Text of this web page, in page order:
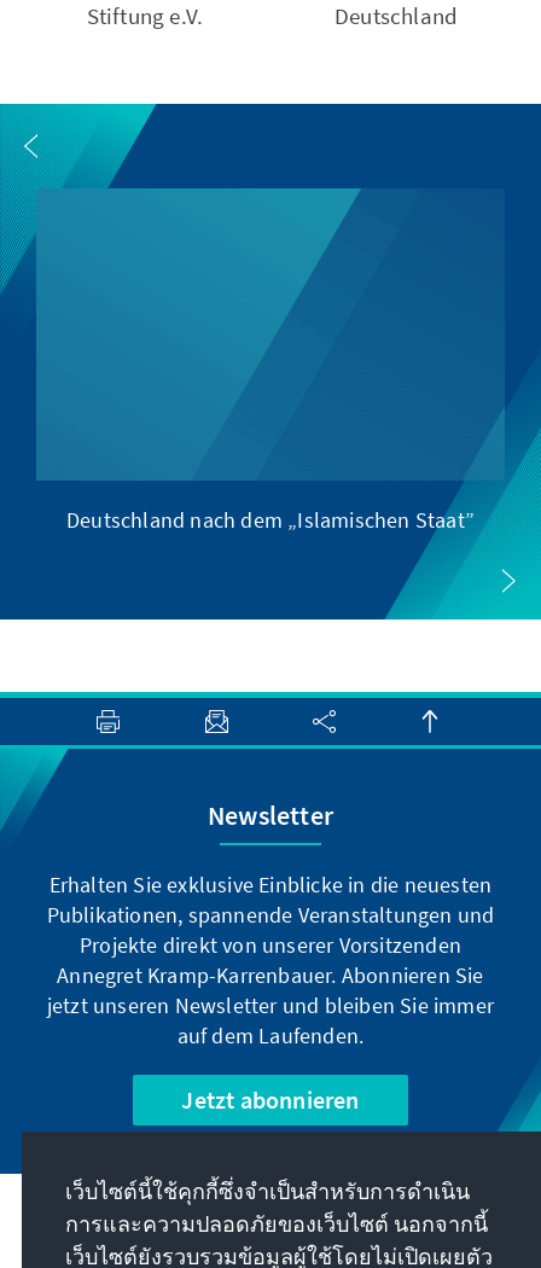
Stiftung e.V.
Deutschland
Deutschland nach dem „Islamischen Staat”
Newsletter
Erhalten Sie exklusive Einblicke in die neuesten
Publikationen, spannende Veranstaltungen und
Projekte direkt von unserer Vorsitzenden
Annegret Kramp-Karrenbauer. Abonnieren Sie
jetzt unseren Newsletter und bleiben Sie immer
auf dem Laufenden.
Jetzt abonnieren
พันธกิจของเรา
เว็บไซต์นี้ใช้คุกกี้ซึ่งจำเป็นสำหรับการดำเนิน
การและความปลอดภัยของเว็บไซต์ นอกจากนี้
เว็บไซต์ยังรวบรวมข้อมูลผู้ใช้โดยไม่เปิดเผยตัว